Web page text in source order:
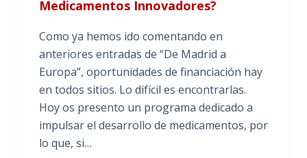
Medicamentos Innovadores?
Como ya hemos ido comentando en
anteriores entradas de “De Madrid a
Europa”, oportunidades de financiación hay
en todos sitios. Lo difícil es encontrarlas.
Hoy os presento un programa dedicado a
impulsar el desarrollo de medicamentos, por
lo que, si…